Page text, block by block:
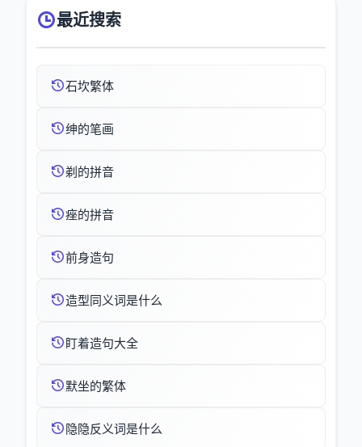
最近搜索
石坎繁体
绅的笔画
剃的拼音
痤的拼音
前身造句
造型同义词是什么
盯着造句大全
默坐的繁体
隐隐反义词是什么